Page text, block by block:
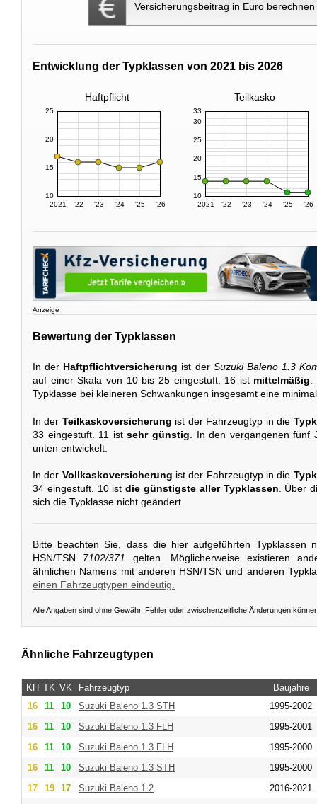
Versicherungsbeitrag in Euro berechnen
Entwicklung der Typklassen von 2021 bis 2026
Haftpflicht Teilkasko
2021 '22 '23 '24 '25 '26
10
15
20
25
2021 '22 '23 '24 '25 '26
10
15
20
25
30
33
Anzeige
Bewertung der Typklassen
In der Haftpflichtversicherung ist der Suzuki Baleno 1.3
auf einer Skala von 10 bis 25 eingestuft. 16 ist mittelmäßig
Typklasse bei kleineren Schwankungen insgesamt eine
In der Teilkaskoversicherung ist der Fahrzeugtyp in die
33 eingestuft. 11 istsehr günstig . In den vergangenen
unten entwickelt.
In der Vollkaskoversicherung ist der Fahrzeugtyp in die
34 eingestuft. 10 istdie günstigste aller Typklassen. Über
sich die Typklasse nicht geändert.
Bitte beachten Sie, dass die hier aufgeführten Typklassen
HSN/TSN 7102/371
gelten. Möglicherweise existieren
ähnlichen Namens mit anderen HSN/TSN und anderen
einen Fahrzeugtypen eindeutig.
Alle Angaben sind ohne Gewähr. Fehler oder zwischenzeitliche Änderungen
Ähnliche Fahrzeugtypen
KH TK VK Fahrzeugtyp
Baujahre
16
11 10 Suzuki Baleno 1.3 STH
1995-2002
16
11 10 Suzuki Baleno 1.3 FLH
1995-2001
16
11 10 Suzuki Baleno 1.3 FLH
1995-2000
16
11 10 Suzuki Baleno 1.3 STH
1995-2000
17
19 17 Suzuki Baleno 1.2
2016-2021